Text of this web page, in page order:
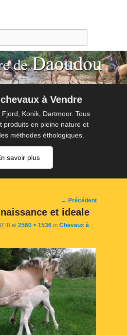
à Vendre
Konik, Dartmoor. Tous
produits en pleine nature et
méthodes éthologiques.
savoir plus
Navigation
d'image
← Précédent
et ideale
at 2560 × 1536 in Chevaux à